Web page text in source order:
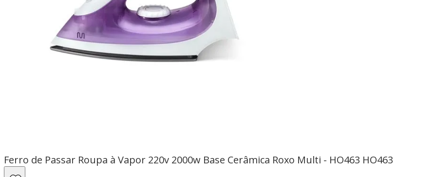
Ferro de Passar Roupa à Vapor 220v 2000w Base Cerâmica Roxo Multi - HO463 HO463